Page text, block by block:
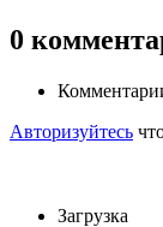
0
Авторизуйтесь
Загрузка